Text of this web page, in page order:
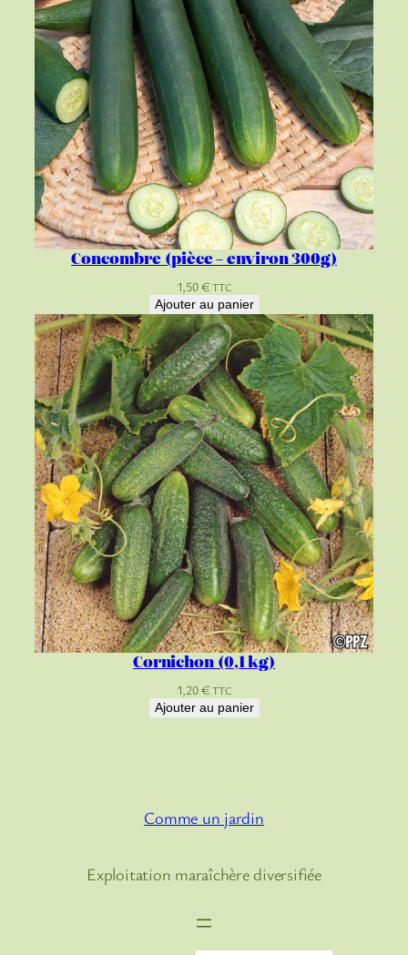
Concombre (pièce – environ 300g)
1,50€ TTC
Ajouter au panier
Cornichon (0,1 kg)
1,20€ TTC
Ajouter au panier
Comme un jardin
Exploitation maraîchère diversifiée